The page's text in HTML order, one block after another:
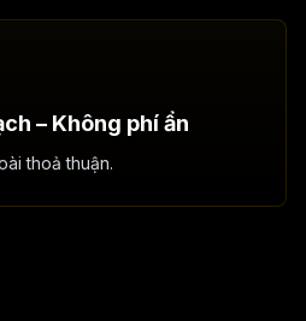
– Không phí ẩn
thoả thuận.